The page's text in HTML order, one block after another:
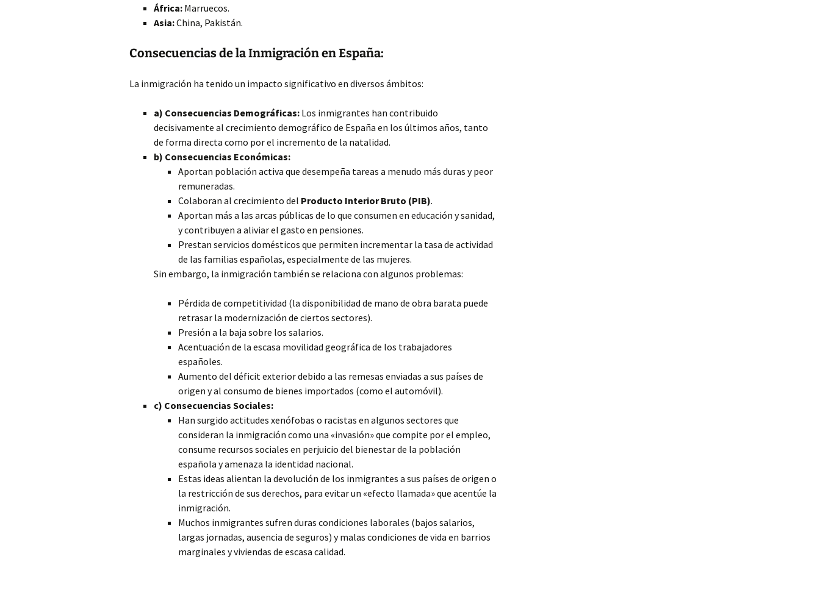
África: Marruecos.
Asia:China, Pakistán.
Consecuencias de la Inmigración en España:
La inmigración ha tenido un impacto significativo en diversos ámbitos:
a) Consecuencias Demográficas: Los inmigrantes han contribuido
decisivamente al crecimiento demográfico de España en los últimos años, tanto
de forma directa como por el incremento de la natalidad.
b) Consecuencias Económicas:
Aportan población activa que desempeña tareas a menudo más duras y peor
remuneradas.
Colaboran al crecimiento del Producto Interior Bruto (PIB).
Aportan más a las arcas públicas de lo que consumen en educación y sanidad,
y contribuyen a aliviar el gasto en pensiones.
Prestan servicios domésticos que permiten incrementar la tasa de actividad
de las familias españolas, especialmente de las mujeres.
Sin embargo, la inmigración también se relaciona con algunos problemas:
Pérdida de competitividad (la disponibilidad de mano de obra barata puede
retrasar la modernización de ciertos sectores).
Presión a la baja sobre los salarios.
Acentuación de la escasa movilidad geográfica de los trabajadores
españoles.
Aumento del déficit exterior debido a las remesas enviadas a sus países de
origen y al consumo de bienes importados (como el automóvil).
c) Consecuencias Sociales:
Han surgido actitudes xenófobas o racistas en algunos sectores que
consideran la inmigración como una «invasión» que compite por el empleo,
consume recursos sociales en perjuicio del bienestar de la población
española y amenaza la identidad nacional.
Estas ideas alientan la devolución de los inmigrantes a sus países de origen o
la restricción de sus derechos, para evitar un «efecto llamada» que acentúe la
inmigración.
Muchos inmigrantes sufren duras condiciones laborales (bajos salarios,
largas jornadas, ausencia de seguros) y malas condiciones de vida en barrios
marginales y viviendas de escasa calidad.